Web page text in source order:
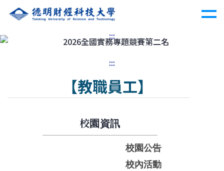
:::
:::
【教職員工】
校園資訊
校園公告
校內活動